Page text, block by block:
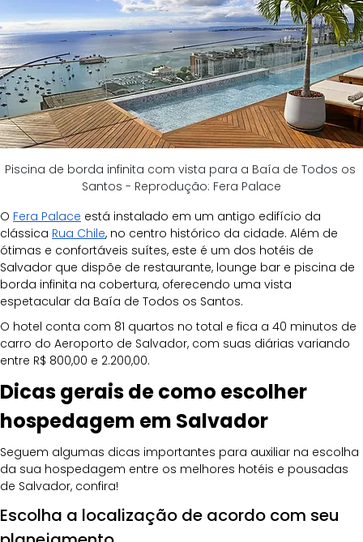
Piscina de borda infinita com vista para a Baía de Todos os
Santos - Reprodução: Fera Palace
O Fera Palace está instalado em um antigo edifício da
clássica Rua Chile, no centro histórico da cidade. Além de
ótimas e confortáveis suítes, este é um dos hotéis de
Salvador que dispõe de restaurante, lounge bar e piscina de
borda infinita na cobertura, oferecendo uma vista
espetacular da Baía de Todos os Santos.
O hotel conta com 81 quartos no total e fica a 40 minutos de
carro do Aeroporto de Salvador, com suas diárias variando
entre R$ 800,00 e 2.200,00.
Dicas gerais de como escolher
hospedagem em Salvador
Seguem algumas dicas importantes para auxiliar na escolha
da sua hospedagem entre os melhores hotéis e pousadas
de Salvador, confira!
Escolha a localização de acordo com seu